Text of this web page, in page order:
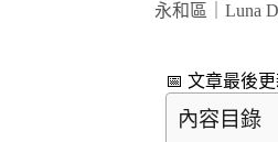
永和區｜Luna
📅 文章最後
內容目錄